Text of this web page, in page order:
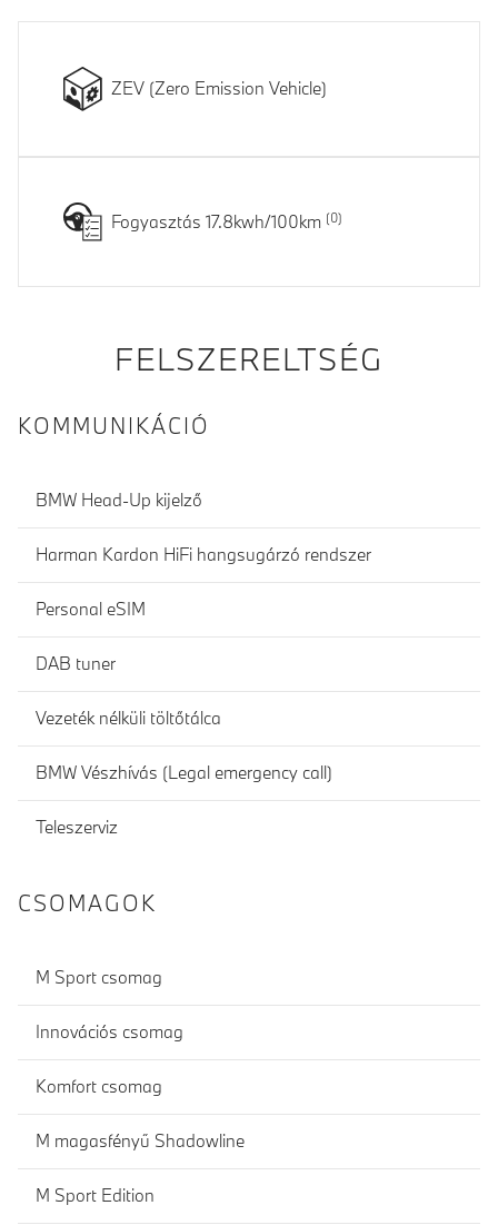
ZEV (Zero Emission Vehicle)
Fogyasztás 17.8kwh/100km
FELSZERELTSÉG
KOMMUNIKÁCIÓ
BMW Head-Up kijelző
Harman Kardon HiFi hangsugárzó rendszer
Personal eSIM
DAB tuner
Vezeték nélküli töltőtálca
BMW Vészhívás (Legal emergency call)
Teleszerviz
CSOMAGOK
M Sport csomag
Innovációs csomag
Komfort csomag
M magasfényű Shadowline
M Sport Edition